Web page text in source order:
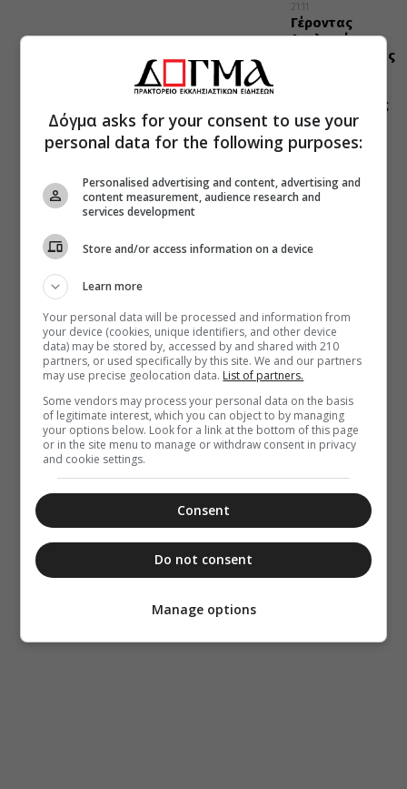
21:11
Γέροντας
Αιμιλιανός
Σιμωνοπετρίτης:
στην κρίση της
νοήσεως
Δόγμα asks for your consent to use your
personal data for the following purposes:
Personalised advertising and content, advertising and
content measurement, audience research and
services development
Store and/or access information on a device
Learn more
Your personal data will be processed and information from
your device (cookies, unique identifiers, and other device
data) may be stored by, accessed by and shared with 210
partners, or used specifically by this site. We and our partners
may use precise geolocation data. List of partners.
Some vendors may process your personal data on the basis
of legitimate interest, which you can object to by managing
your options below. Look for a link at the bottom of this page
or in the site menu to manage or withdraw consent in privacy
and cookie settings.
Consent
Do not consent
Manage options